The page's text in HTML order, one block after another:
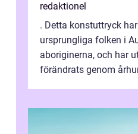
redaktionel
. Detta konstuttryck
ursprungliga folken i
aboriginerna, och har
förändrats genom